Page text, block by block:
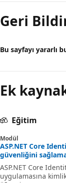
Geri
Bu sayfayı yararlı
Ek
Eğitim
Modül
ASP.NET Core
güvenliğini
ASP.NET Core
uygulamasına